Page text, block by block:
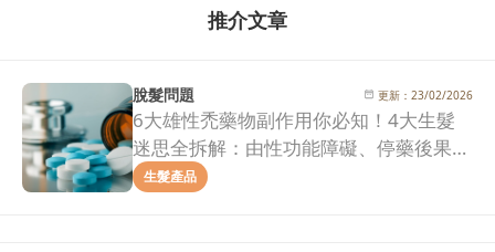
推介文章
脫髮問題 更新： 23/02/2026
6大雄性禿藥物副作用你必知！4大生髮
迷思全拆解：由性功能障礙、停藥後果到
治療效果一次看清！
生髮產品